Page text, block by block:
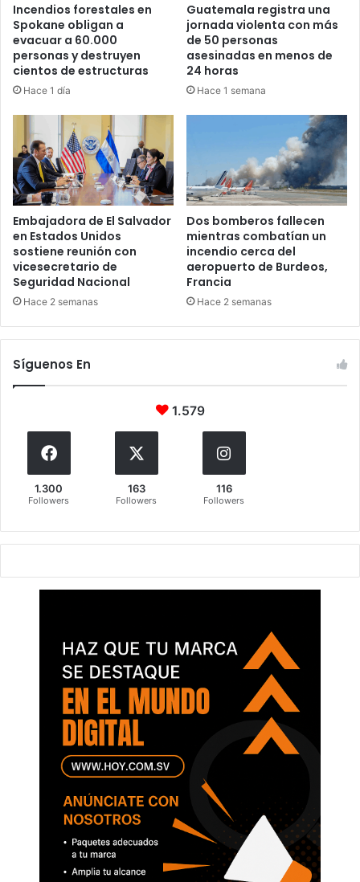
Incendios forestales en
Spokane obligan a
evacuar a 60.000
personas y destruyen
cientos de estructuras
Hace 1 día
Guatemala registra una
jornada violenta con más
de 50 personas
asesinadas en menos de
24 horas
Hace 1 semana
Embajadora de El Salvador
en Estados Unidos
sostiene reunión con
vicesecretario de
Seguridad Nacional
Hace 2 semanas
Dos bomberos fallecen
mientras combatían un
incendio cerca del
aeropuerto de Burdeos,
Francia
Hace 2 semanas
Síguenos En
1.579
1.300
Followers
163
Followers
116
Followers